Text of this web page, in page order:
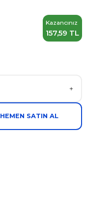
Kazancınız
157,59 TL
HEMEN SATIN AL